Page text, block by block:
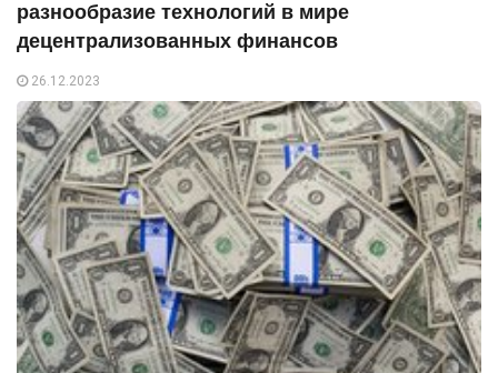
разнообразие технологий в мире
децентрализованных финансов
26.12.2023